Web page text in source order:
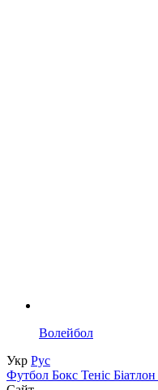
Волейбол
Укр Рус
Футбол Бокс Теніс Біатлон